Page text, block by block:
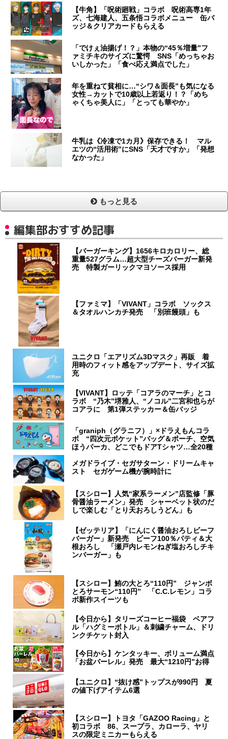
【牛角】「呪術廻戦」コラボ 呪術高専1年
ズ、七海建人、五条悟コラボメニュー 缶バ
ッジ＆クリアカードもらえる
「でけぇ油揚げ！？」本物の“45％増量”フ
ァミチキのサイズに驚愕 SNS「めっちゃお
いしかった」「食べ応え満点でした」
年を重ねて貧相に…“シワ＆面長”も気になる
女性→カットで10歳以上若返り！？「めち
ゃくちゃ美人に」「とっても華やか」
牛乳は《冷凍で1カ月》保存できる！ マル
エツの“活用術”にSNS「天才ですか」「発想
なかった」
もっと見る
編集部おすすめ記事
【バーガーキング】1656キロカロリー、総
重量527グラム…超大型チーズバーガー新発
売 特製ガーリックマヨソース採用
【ファミマ】「VIVANT」コラボ ソックス
＆タオルハンカチ発売 「別班饅頭」も
ユニクロ「エアリズム3Dマスク」再販 着
用時のフィット感をアップデート、サイズ拡
充
【VIVANT】ロッテ「コアラのマーチ」とコ
ラボ “乃木”堺雅人、“ノコル”二宮和也らが
コアラに 第1弾ステッカー＆缶バッジ
「graniph（グラニフ）」×ドラえもんコラ
ボ “四次元ポケット”バッグ＆ポーチ、空気
ほうパーカ、どこでもドアTシャツ…全20種
メガドライブ・セガサターン・ドリームキャ
スト セガゲーム機が腕時計に
【スシロー】人気“家系ラーメン”店監修「豚
骨醤油ラーメン」発売 シャーベット状のだ
しで楽しむ「とり天おろしうどん」も
【ゼッテリア】「にんにく醤油おろしビーフ
バーガー」新発売 ビーフ100％パティ＆大
根おろし 「瀬戸内レモンねぎ塩おろしチキ
ンバーガー」も
【スシロー】鮪の大とろ“110円” ジャンボ
とろサーモン“110円” 「C.C.レモン」コラ
ボ新作スイーツも
【今日から】タリーズコーヒー福袋 ベアフ
ル「ハグミーボトル」＆刺繍チャーム、ドリ
ンクチケット封入
【今日から】ケンタッキー、ボリューム満点
「お盆バーレル」発売 最大“1210円”お得
【ユニクロ】“抜け感”トップスが990円 夏
の値下げアイテム6選
【スシロー】トヨタ「GAZOO Racing」と
初コラボ 86、スープラ、カローラ、ヤリ
スの限定ミニカーもらえる